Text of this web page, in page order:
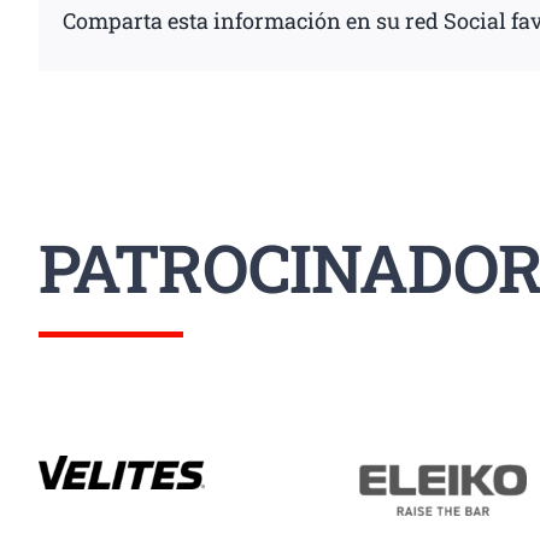
Comparta esta información en su red Social